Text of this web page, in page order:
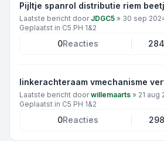
Pijltje spanrol distributie riem
Laatste bericht door JDGC5 » 30 sep
Geplaatst in C5 PH 1&2
0Reacties
linkerachteraam vmechanisme
Laatste bericht doorwillemaarts » 21 aug
Geplaatst in C5 PH 1&2
0Reacties